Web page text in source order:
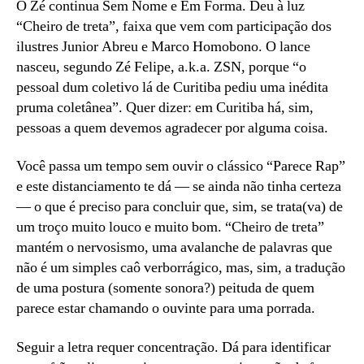
O Zé continua Sem Nome e Em Forma. Deu à luz
“Cheiro de treta”, faixa que vem com participação dos
ilustres Junior Abreu e Marco Homobono. O lance
nasceu, segundo Zé Felipe, a.k.a. ZSN, porque “o
pessoal dum coletivo lá de Curitiba pediu uma inédita
pruma coletânea”. Quer dizer: em Curitiba há, sim,
pessoas a quem devemos agradecer por alguma coisa.
Você passa um tempo sem ouvir o clássico “Parece Rap”
e este distanciamento te dá — se ainda não tinha certeza
— o que é preciso para concluir que, sim, se trata(va) de
um troço muito louco e muito bom. “Cheiro de treta”
mantém o nervosismo, uma avalanche de palavras que
não é um simples caô verborrágico, mas, sim, a tradução
de uma postura (somente sonora?) peituda de quem
parece estar chamando o ouvinte para uma porrada.
Seguir a letra requer concentração. Dá para identificar